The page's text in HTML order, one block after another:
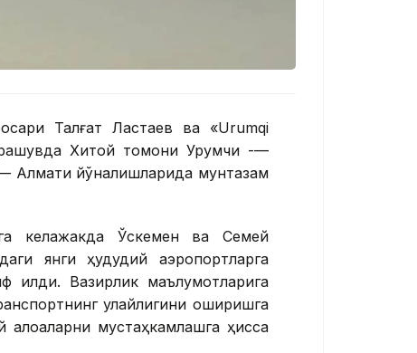
Талғат Ластаев ва «Urumqi
Хитой томони Урумчи -—
Алмати йўналишларида мунтазам
келажакда Ўскемен ва Семей
янги ҳудудий аэропортларга
қилди. Вазирлик маълумотларига
қулайлигини оширишга
мустаҳкамлашга ҳисса